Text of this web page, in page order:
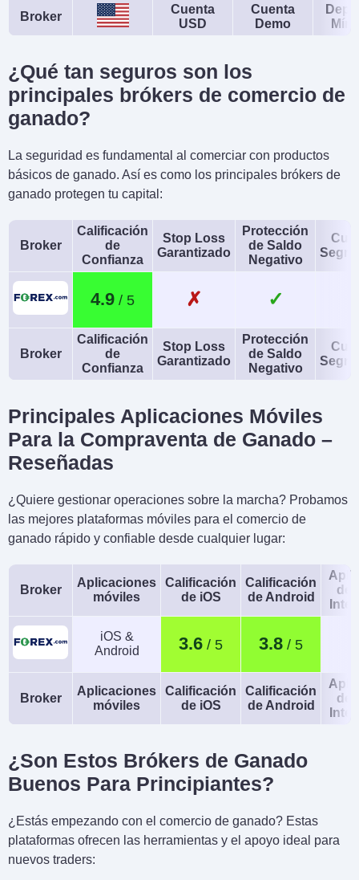
USD, EUR, GBP, CAD,
Expert Advisors (EAs)
Yes
Stop Loss Garantizado
No
Broker
Cuenta
USD
Cuenta
Demo
¿Qué tan seguros son los
principales brókers de comercio de
ganado?
La seguridad es fundamental al comerciar con productos
básicos de ganado. Así es como los principales brókers de
ganado protegen tu capital:
Broker
Calificación
de
Confianza
Stop Loss
Garantizado
Protección
de Saldo
Negativo
4.9 ✗ ✓
Broker
Calificación
de
Confianza
Stop Loss
Garantizado
Protección
de Saldo
Negativo
Principales Aplicaciones Móviles
Para la Compraventa de Ganado –
Reseñadas
¿Quiere gestionar operaciones sobre la marcha? Probamos
las mejores plataformas móviles para el comercio de
ganado rápido y confiable desde cualquier lugar:
Broker
Aplicaciones
móviles
Calificación
de iOS
Calificación
de Android
de
iOS &
Android
3.6 3.8
Broker
Aplicaciones
móviles
Calificación
de iOS
Calificación
de Android
de
¿Son Estos Brókers de Ganado
Buenos Para Principiantes?
¿Estás empezando con el comercio de ganado? Estas
plataformas ofrecen las herramientas y el apoyo ideal para
nuevos traders: